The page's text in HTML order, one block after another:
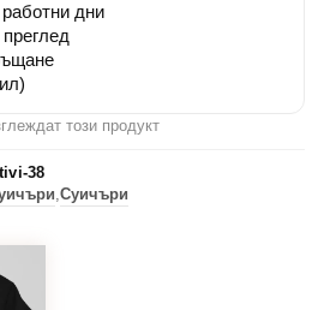
дни
този продукт
38
,Суичъри